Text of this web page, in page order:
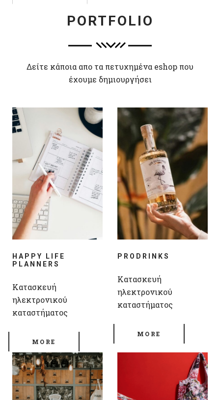
PORTFOLIO
Δείτε κάποια απο τα πετυχημένα eshop που
έχουμε δημιουργήσει
HAPPY LIFE
PLANNERS
Κατασκευή
ηλεκτρονικού
καταστήματος
MORE
PRODRINKS
Κατασκευή
ηλεκτρονικού
καταστήματος
MORE